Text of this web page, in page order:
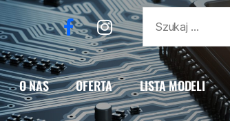
O NAS OFERTA LISTA MODELI